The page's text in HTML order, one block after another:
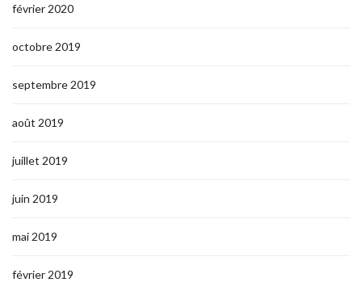
février 2020
octobre 2019
septembre 2019
août 2019
juillet 2019
juin 2019
mai 2019
février 2019